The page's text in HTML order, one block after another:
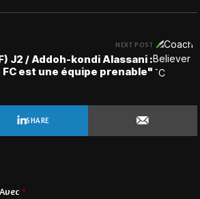
NEXT POST
J2 / Addoh-kondi Alassani :
est une équipe prenable"
SHARE
*